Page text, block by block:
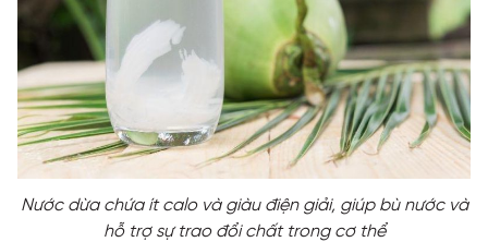
Nước dừa chứa ít calo và giàu điện giải, giúp bù nước và
hỗ trợ sự trao đổi chất trong cơ thể